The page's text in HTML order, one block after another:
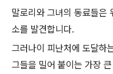
말로리와 그녀의 동료들은
소를 발견합니다.
그러나이 피난처에 도달하
그들을 밀어 붙이는 가장